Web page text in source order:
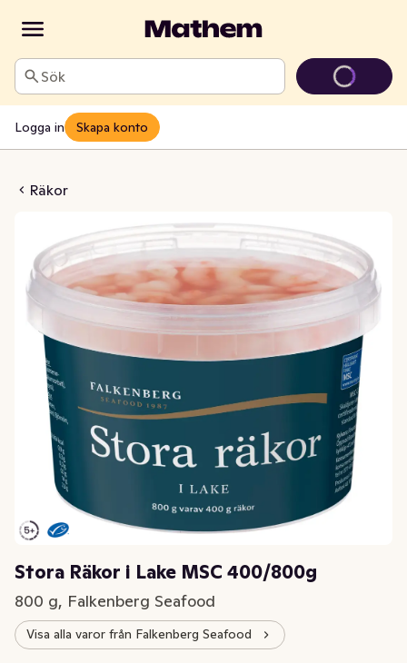
Sök
Logga in Skapa konto
Räkor
MSC 400/800g
Stora Räkor i Lake MSC 400/800g
800 g, Falkenberg Seafood
Visa alla varor från Falkenberg Seafood